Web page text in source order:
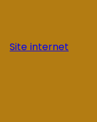
Site internet